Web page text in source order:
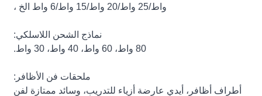
واط/25 واط/20 واط/15 واط/6 واط الخ ،
نماذج الشحن اللاسلكي:
80 واط، 60 واط، 40 واط، 30 واط.
ملحقات فن الأظافر:
أطراف أظافر، أيدي عارضة أزياء للتدريب، وسائد ممتازة لفن